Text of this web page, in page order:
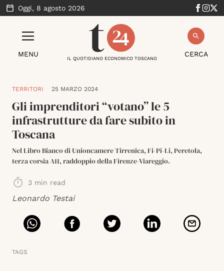
Oggi, 8 agosto 2026
MENU CERCA
IL QUOTIDIANO ECONOMICO TOSCANO
TERRITORI 25 MARZO 2024
Gli imprenditori “votano” le 5
infrastrutture da fare subito in
Toscana
Nel Libro Bianco di Unioncamere Tirrenica, Fi-Pi-Li, Peretola,
terza corsia A11, raddoppio della Firenze-Viareggio.
3 min read
Leonardo Testai
TAGS